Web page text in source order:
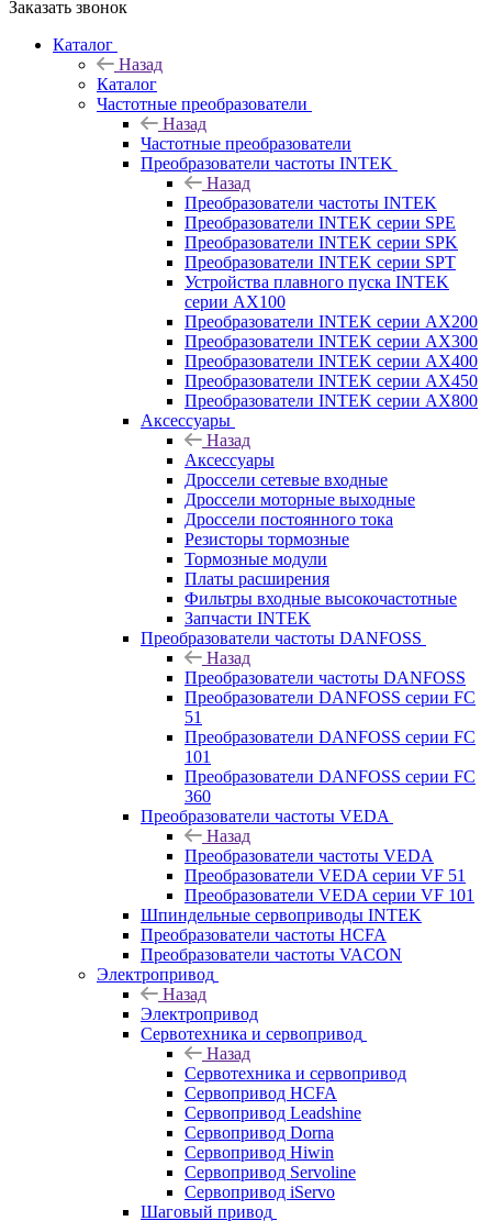
Заказать звонок
Каталог
Назад
Каталог
Частотные преобразователи
Назад
Частотные преобразователи
Преобразователи частоты INTEK
Назад
Преобразователи частоты INTEK
Преобразователи INTEK серии SPE
Преобразователи INTEK серии SPK
Преобразователи INTEK серии SPT
Устройства плавного пуска INTEK
серии AX100
Преобразователи INTEK серии AX200
Преобразователи INTEK серии AX300
Преобразователи INTEK серии AX400
Преобразователи INTEK серии AX450
Преобразователи INTEK серии AX800
Аксессуары
Назад
Аксессуары
Дроссели сетевые входные
Дроссели моторные выходные
Дроссели постоянного тока
Резисторы тормозные
Тормозные модули
Платы расширения
Фильтры входные высокочастотные
Запчасти INTEK
Преобразователи частоты DANFOSS
Назад
Преобразователи частоты DANFOSS
Преобразователи DANFOSS серии FC
51
Преобразователи DANFOSS серии FC
101
Преобразователи DANFOSS серии FC
360
Преобразователи частоты VEDA
Назад
Преобразователи частоты VEDA
Преобразователи VEDA серии VF 51
Преобразователи VEDA серии VF 101
Шпиндельные сервоприводы INTEK
Преобразователи частоты HCFA
Преобразователи частоты VACON
Электропривод
Назад
Электропривод
Сервотехника и сервопривод
Назад
Сервотехника и сервопривод
Сервопривод HCFA
Сервопривод Leadshine
Сервопривод Dorna
Сервопривод Hiwin
Сервопривод Servoline
Сервопривод iServo
Шаговый привод